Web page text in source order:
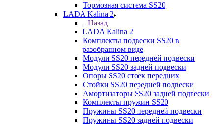
Тормозная система SS20
LADA Kalina 2
Назад
LADA Kalina 2
Комплекты подвески SS20 в
разобранном виде
Модули SS20 передней подвески
Модули SS20 задней подвески
Опоры SS20 стоек передних
Стойки SS20 передней подвески
Амортизаторы SS20 задней подвески
Комплекты пружин SS20
Пружины SS20 передней подвески
Пружины SS20 задней подвески